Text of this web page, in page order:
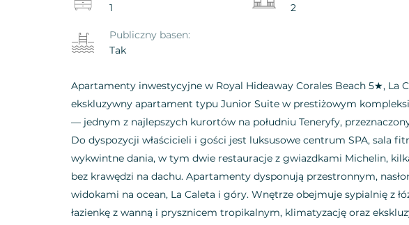
1
2
Publiczny basen:
Tak
Apartamenty inwestycyjne w Royal Hideaway Corales Beach 5★, La
ekskluzywny apartament typu Junior Suite w prestiżowym
— jednym z najlepszych kurortów na południu Teneryfy,
Do dyspozycji właścicieli i gości jest luksusowe centrum SPA, sala
wykwintne dania, w tym dwie restauracje z gwiazdkami Michelin,
bez krawędzi na dachu. Apartamenty dysponują przestronnym,
widokami na ocean, La Caleta i góry. Wnętrze obejmuje sypialnię z
łazienkę z wanną i prysznicem tropikalnym, klimatyzację oraz